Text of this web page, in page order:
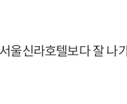
울신라호텔보다 잘 나